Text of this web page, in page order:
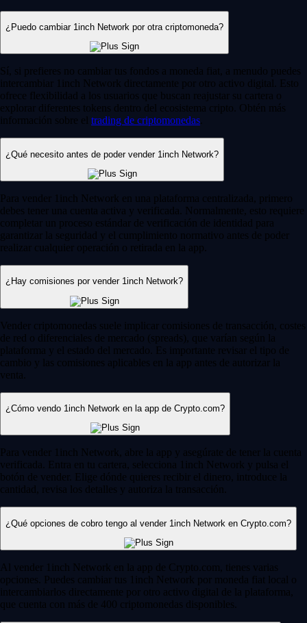
¿Puedo cambiar 1inch Network por otra criptomoneda?
Sí, si prefieres no cambiar tus fondos a moneda fiat, a menudo puedes
intercambiar 1inch Network directamente por otro activo digital. Esto
ofrece flexibilidad a los usuarios que buscan reajustar su cartera o
explorar diferentes tokens dentro del ecosistema cripto. Obtén más
información sobre el trading de criptomonedas
¿Qué necesito antes de poder vender 1inch Network?
Para vender 1inch Network en una plataforma centralizada, primero
debes tener una cuenta activa y verificada. Normalmente, esto requiere
completar un proceso estándar de verificación de identidad para
garantizar la seguridad y el cumplimiento normativo antes de poder
realizar cualquier operación o retirada en la app.
¿Hay comisiones por vender 1inch Network?
Vender criptomonedas suele implicar comisiones de transacción, costes
de red o diferenciales de mercado (spreads), que varían según la
plataforma y el estado del mercado. Es importante revisar el tipo de
cambio y las comisiones aplicables en la app antes de autorizar la
venta.
¿Cómo vendo 1inch Network en la app de Crypto.com?
Para vender 1inch Network, abre la app y asegúrate de tener la cuenta
verificada. Entra en tu cartera, selecciona 1inch Network y pulsa el
botón de vender. Elige dónde quieres recibir el dinero, introduce la
cantidad, revisa los detalles y autoriza la transacción.
¿Qué opciones de cobro tengo al vender 1inch Network en Crypto.com?
Al vender 1inch Network en la app de Crypto.com, tienes varias
opciones. Puedes cambiar tus 1inch Network por moneda fiat local o
intercambiarlos directamente por otro activo digital de la plataforma,
que cuenta con más de 400 criptomonedas disponibles.